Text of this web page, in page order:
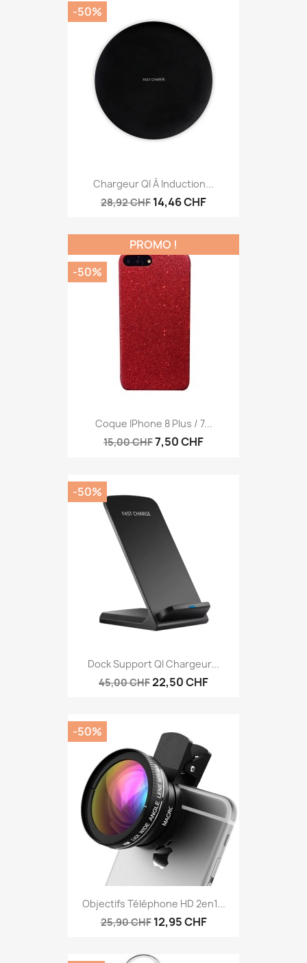
Chargeur QI À Induction...
28,92 CHF 14,46 CHF
-50%
Coque IPhone 8 Plus / 7...
15,00 CHF7,50 CHF
PROMO !
-50%
Dock Support QI Chargeur...
45,00 CHF22,50 CHF
-50%
Objectifs Téléphone HD 2en1...
25,90 CHF 12,95 CHF
-50%